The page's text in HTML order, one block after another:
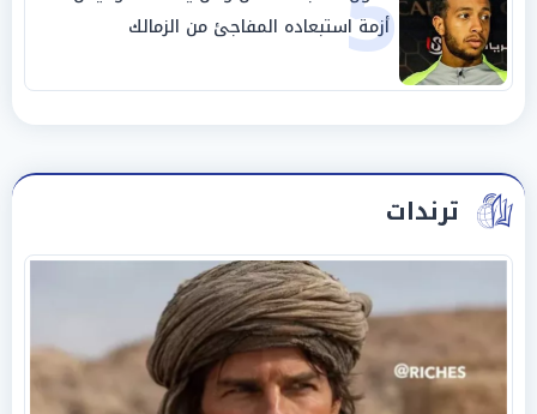
أزمة استبعاده المفاجئ من الزمالك
ترندات